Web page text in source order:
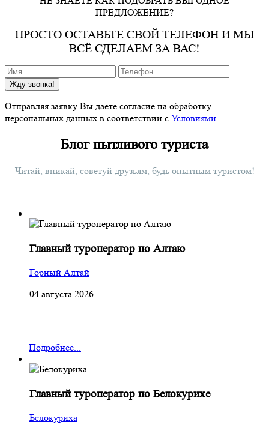
ПРЕДЛОЖЕНИЕ?
ПРОСТО ОСТАВЬТЕ СВОЙ ТЕЛЕФОН И МЫ
ВСЁ СДЕЛАЕМ ЗА ВАС!
Жду звонка!
Отправляя заявку Вы даете согласие на обработку
персональных данных в соответствии с Условиями
Блог пытливого туриста
Читай, вникай, советуй друзьям, будь опытным туристом!
Главный туроператор по Алтаю
Горный Алтай
04 августа 2026
Подробнее...
Главный туроператор по Белокурихе
Белокуриха